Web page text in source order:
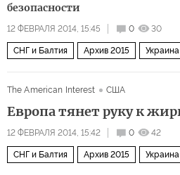
безопасности
12 ФЕВРАЛЯ 2014, 15:45 0 30
СНГ и Балтия Архив 2015 Украина
The American Interest США
Европа тянет руку к
12 ФЕВРАЛЯ 2014, 15:42 0 42
СНГ и Балтия Архив 2015 Украина